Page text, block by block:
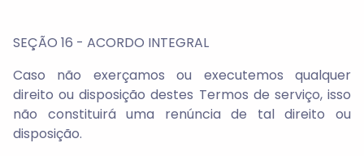
SEÇÃO 16 - ACORDO INTEGRAL
Caso não exerçamos ou executemos qualquer
direito ou disposição destes Termos de serviço, isso
não constituirá uma renúncia de tal direito ou
disposição.